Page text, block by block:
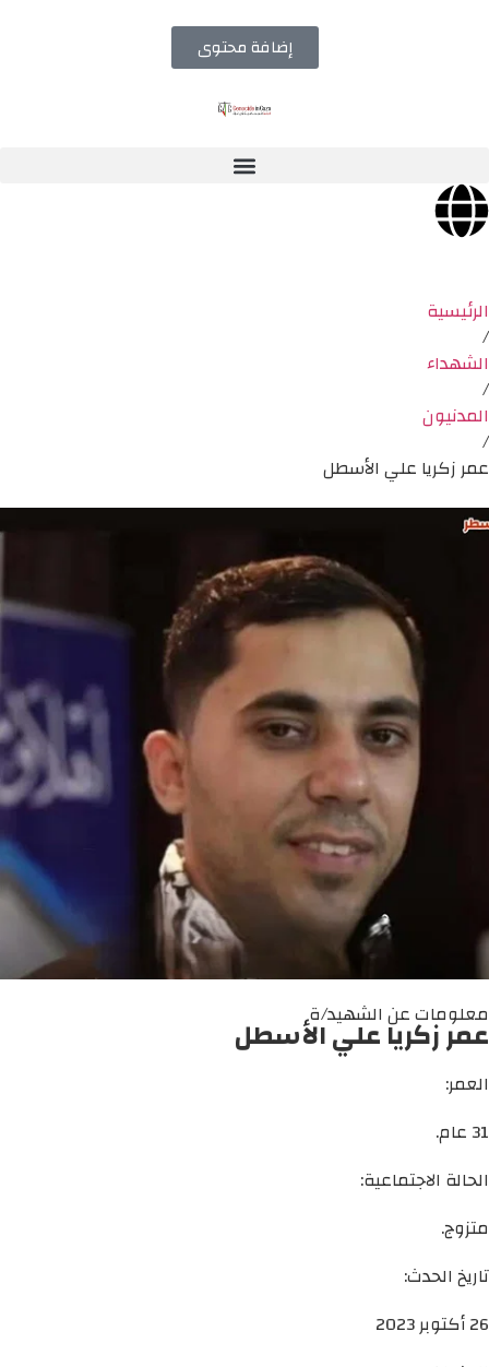
إضافة محتوى
الرئيسية
/
الشهداء
/
المدنيون
/
عمر زكريا علي الأسطل
معلومات عن الشهيد/ة
عمر زكريا علي الأسطل
العمر:
31 عام.
الحالة الاجتماعية:
متزوج.
تاريخ الحدث:
26 أكتوبر 2023